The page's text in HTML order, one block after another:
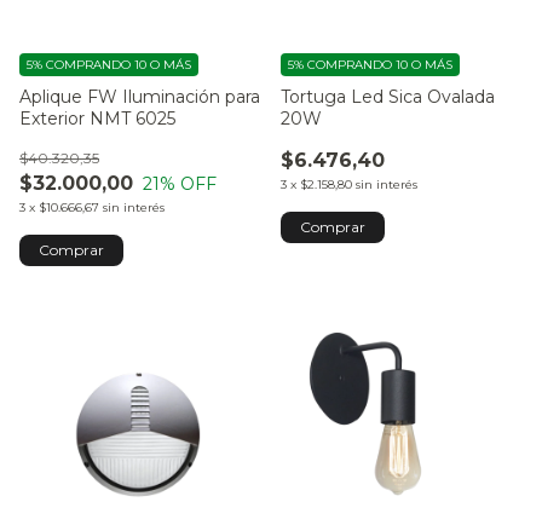
Aplique FW Iluminación para
Exterior NMT 6025
$32.000,00
$40.320,35
21% OFF
3 x $10.666,67 sin interés
5% COMPRANDO 10 O MÁS
Tortuga Led Sica Ovalada
20W
$6.476,40
3 x $2.158,80 sin interés
5% COMPRANDO 10 O MÁS